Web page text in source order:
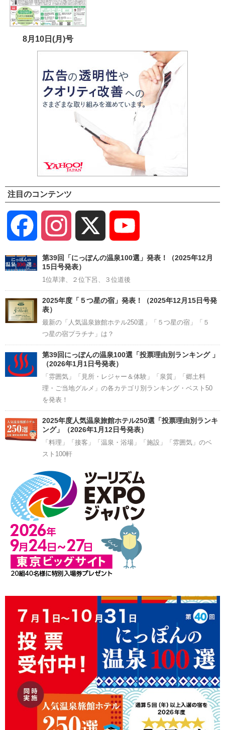
8月10日(月)号
注目のコンテンツ
Facebook Instagram
Channel
第39回「にっぽんの温泉100選」発表！（2025年12月
15日号発表）
1位草津、２位下呂、３位道後
2025年度「５つ星の宿」発表！（2025年12月15日号発
表）
最新の「人気温泉旅館ホテル250選」「５つ星の宿」「５
つ星の宿プラチナ」は？
第39回にっぽんの温泉100選「投票理由別ランキング 」
（2026年1月1日号発表）
「雰囲気」「見所・レジャー＆体験」「泉質」「郷土料
理・ご当地グルメ」の各カテゴリ別ランキング・ベスト50
を発表！
2025年度人気温泉旅館ホテル250選「投票理由別ランキ
ング」（2026年1月12日号発表）
「料理」「接客」「温泉・浴場」「施設」「雰囲気」のベ
スト100軒